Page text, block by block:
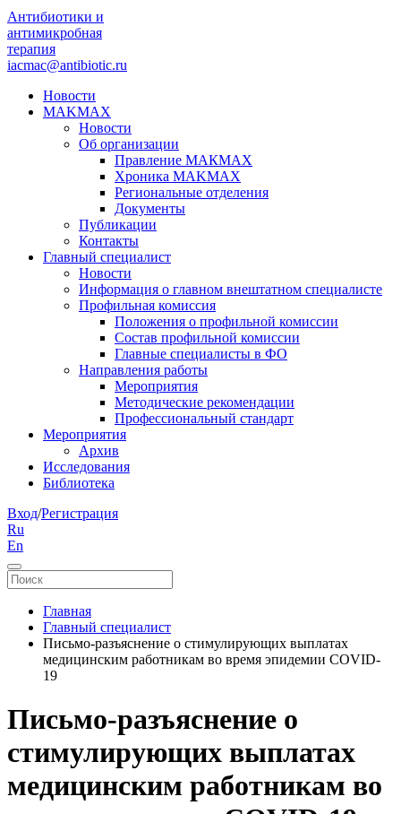
Антибиотики и
антимикробная
терапия
iacmac@antibiotic.ru
Новости
MAKMAX
Новости
Об организации
Правление МАКМАХ
Хроника MAKMAX
Региональные отделения
Документы
Публикации
Контакты
Главный специалист
Новости
Информация о главном внештатном специалисте
Профильная комиссия
Положения о профильной комиссии
Состав профильной комиссии
Главные специалисты в ФО
Направления работы
Мероприятия
Методические рекомендации
Профессиональный стандарт
Мероприятия
Архив
Исследования
Библиотека
Вход/Регистрация
Ru
En
Главная
Главный специалист
Письмо-разъяснение о стимулирующих выплатах
медицинским работникам во время эпидемии COVID-
19
Письмо-разъяснение о
стимулирующих выплатах
медицинским работникам во